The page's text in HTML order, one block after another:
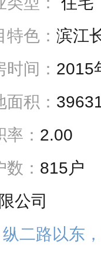
特色： 滨江长河高
时间： 2015年
面积：
率： 2.00
数： 815户
公司
，平安路以南，南